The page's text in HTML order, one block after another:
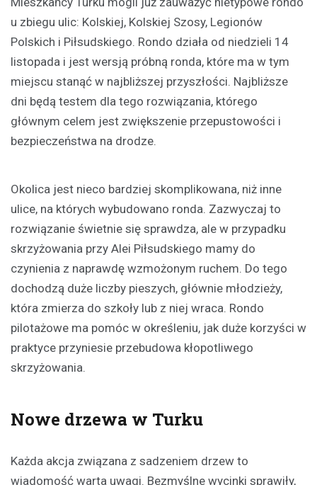
u zbiegu ulic: Kolskiej, Kolskiej Szosy, Legionów
Polskich i Piłsudskiego. Rondo działa od niedzieli 14
listopada i jest wersją próbną ronda, które ma w tym
miejscu stanąć w najbliższej przyszłości. Najbliższe
dni będą testem dla tego rozwiązania, którego
głównym celem jest zwiększenie przepustowości i
bezpieczeństwa na drodze.
Okolica jest nieco bardziej skomplikowana, niż inne
ulice, na których wybudowano ronda. Zazwyczaj to
rozwiązanie świetnie się sprawdza, ale w przypadku
skrzyżowania przy Alei Piłsudskiego mamy do
czynienia z naprawdę wzmożonym ruchem. Do tego
dochodzą duże liczby pieszych, głównie młodzieży,
która zmierza do szkoły lub z niej wraca. Rondo
pilotażowe ma pomóc w określeniu, jak duże korzyści w
praktyce przyniesie przebudowa kłopotliwego
skrzyżowania.
Nowe drzewa w Turku
Każda akcja związana z sadzeniem drzew to
wiadomość warta uwagi. Bezmyślne wycinki sprawiły,